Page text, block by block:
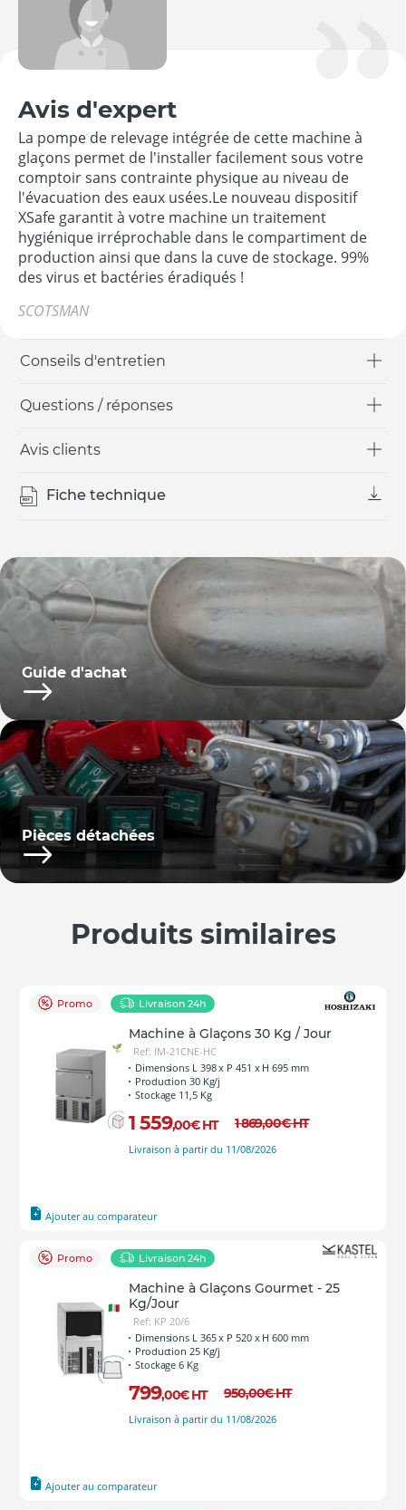
Conseils d'entretien
Questions / réponses
Avis clients
Fiche technique
Guide d'achat
Pièces détachées
Avis d'expert
La pompe de relevage intégrée de cette machine à
glaçons permet de l'installer facilement sous votre
comptoir sans contrainte physique au niveau de
l'évacuation des eaux usées.Le nouveau dispositif
XSafe garantit à votre machine un traitement
hygiénique irréprochable dans le compartiment de
production ainsi que dans la cuve de stockage. 99%
des virus et bactéries éradiqués !
SCOTSMAN
Produits similaires
Promo Livraison 24h
Machine à Glaçons 30 Kg / Jour
Ref: IM-21CNE-HC
Dimensions L 398 x P 451 x H 695 mm
Production 30 Kg/j
Stockage 11,5 Kg
1 559,00€ HT 1 869,00€HT
Livraison à partir du 11/08/2026
Ajouter au comparateur
Promo Livraison 24h
Machine à Glaçons Gourmet - 25
Kg/Jour
Ref: KP 20/6
Dimensions L 365 x P 520 x H 600 mm
Production 25 Kg/j
Stockage 6 Kg
799,00€ HT 950,00€HT
Livraison à partir du 11/08/2026
Ajouter au comparateur